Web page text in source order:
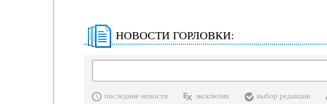
НОВОСТИ ГОРЛОВКИ:
последние новости эксклюзив выбор редакции